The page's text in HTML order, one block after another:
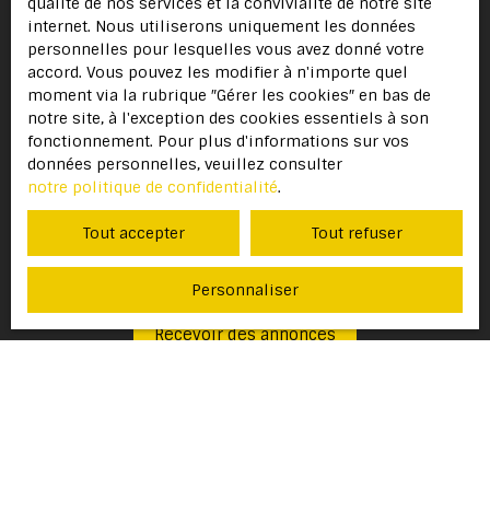
d'opposition au démarchage téléphonique,
prévu par l'article L223-1 du code de la
consommation, sur le site Internet
www.bloctel.gouv.fr ou par courrier adressé à
:
Société Worldline, Service Bloctel, CS 61311,
41013 BLOIS CEDEX.
données personnelles, veuillez consulter
notrepolitique de confidentialité.
Recevoir des annonces
internet. Nous utiliserons uniquement les données
personnelles pour lesquelles vous avez donné votre
accord. Vous pouvez les modifier à n'importe quel
moment via la rubrique ″Gérer les cookies″ en bas de
notre site, à l'exception des cookies essentiels à son
fonctionnement. Pour plus d'informations sur vos
données personnelles, veuillez consulter
notre politique de confidentialité.
Tout accepter Tout refuser
Personnaliser